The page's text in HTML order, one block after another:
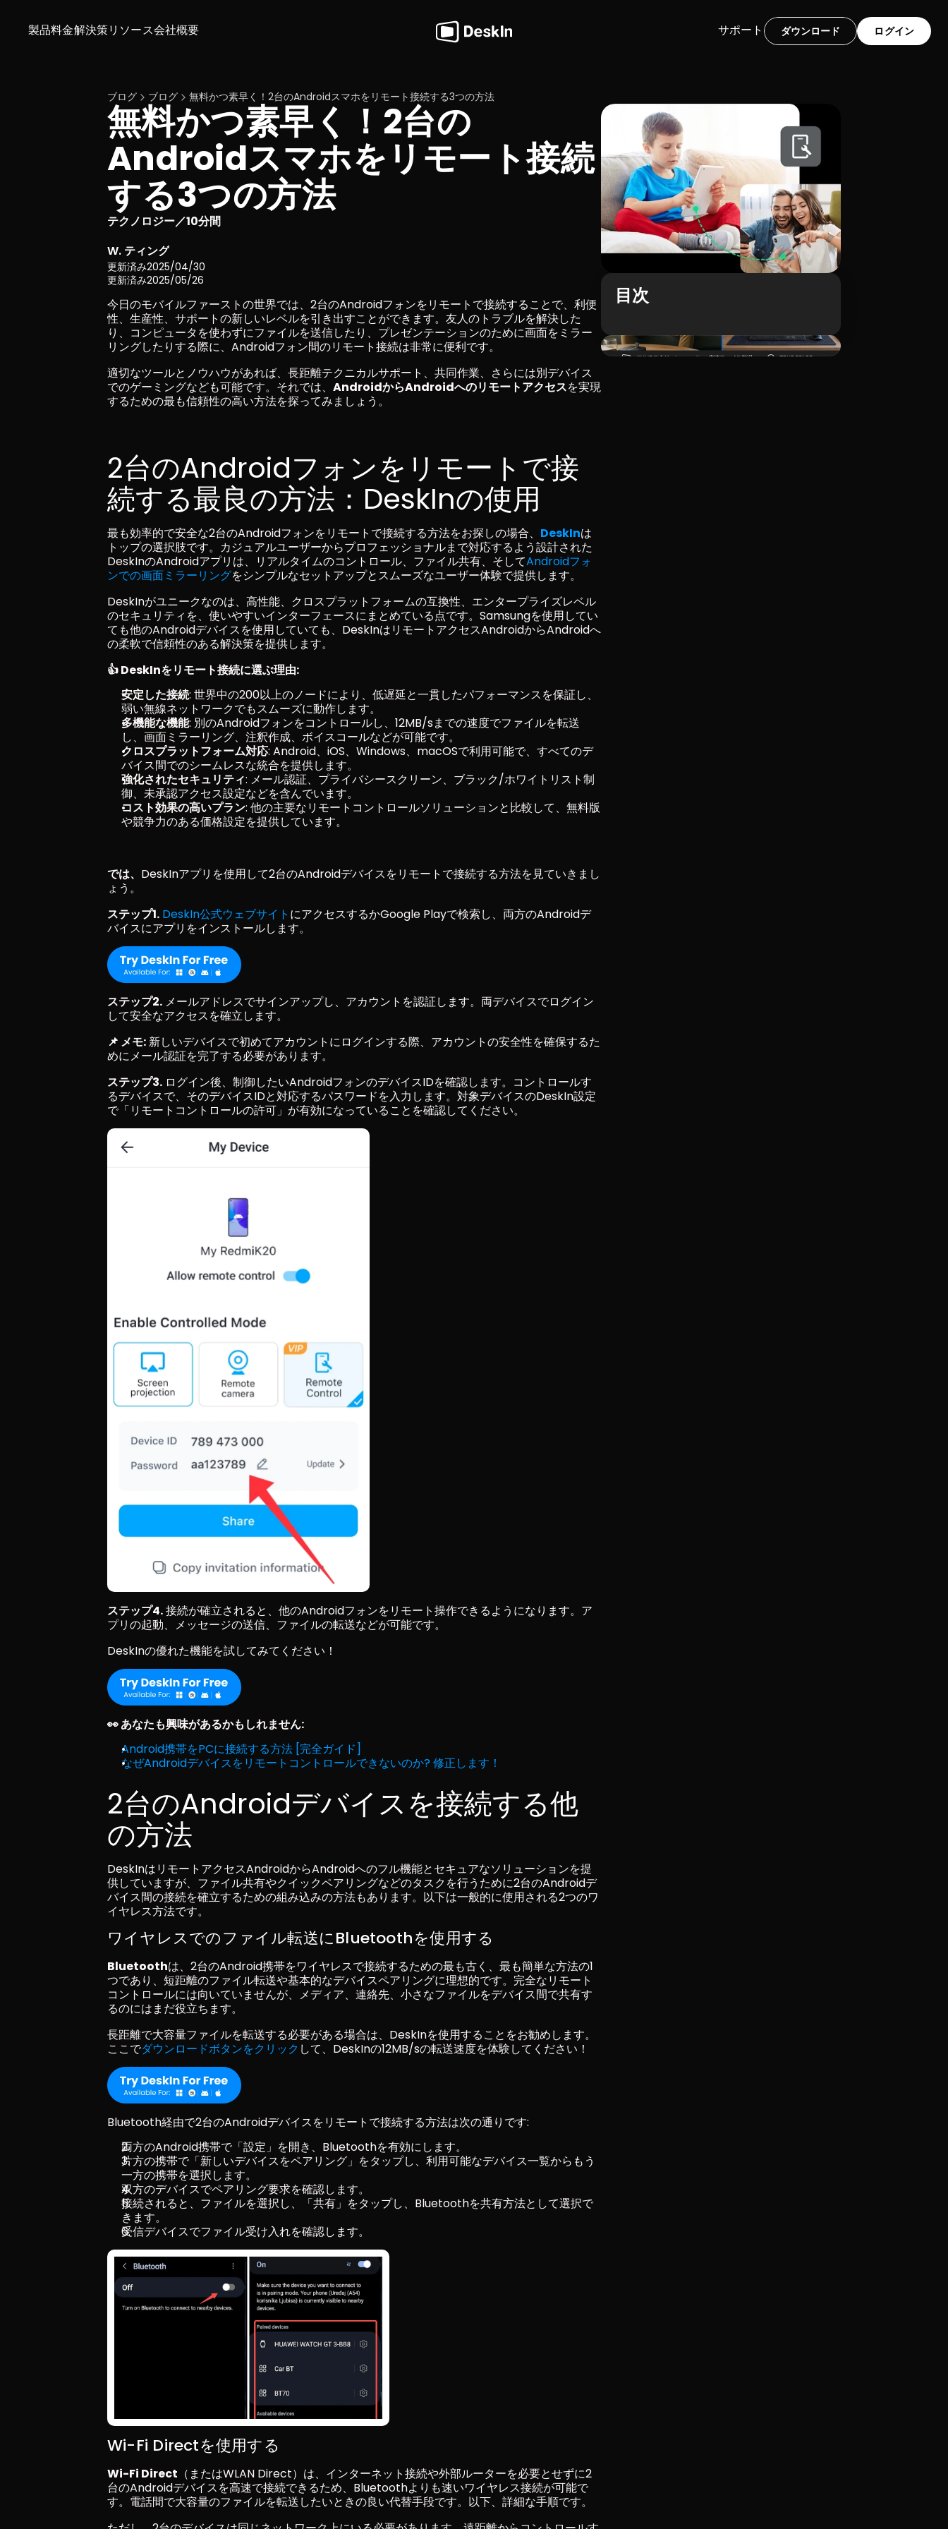
製品料金 リソース
解決策 会社概要 ダウンロード ログイン
サポート
ブログ ブログ 無料かつ素早く！2台のAndroidスマホをリモート接続する3つの方法
無料かつ素早く！2台の
Androidスマホをリモート接続
する3つの方法
テクノロジー／10分間
W. ティング
更新済み2025/04/30
更新済み2025/05/26
今日のモバイルファーストの世界では、2台のAndroidフォンをリモートで接続することで、利便
性、生産性、サポートの新しいレベルを引き出すことができます。友人のトラブルを解決した
り、コンピュータを使わずにファイルを送信したり、プレゼンテーションのために画面をミラー
リングしたりする際に、Androidフォン間のリモート接続は非常に便利です。
適切なツールとノウハウがあれば、長距離テクニカルサポート、共同作業、さらには別デバイス
でのゲーミングなども可能です。それでは、 AndroidからAndroidへのリモートアクセスを実現
するための最も信頼性の高い方法を探ってみましょう。
2台のAndroidフォンをリモートで接
続する最良の方法：DeskInの使用
最も効率的で安全な2台のAndroidフォンをリモートで接続する方法をお探しの場合、 DeskInは
トップの選択肢です。カジュアルユーザーからプロフェッショナルまで対応するよう設計された
DeskInのAndroidアプリは、リアルタイムのコントロール、ファイル共有、そしてAndroidフォ
ンでの画面ミラーリングをシンプルなセットアップとスムーズなユーザー体験で提供します。
DeskInがユニークなのは、高性能、クロスプラットフォームの互換性、エンタープライズレベル
のセキュリティを、使いやすいインターフェースにまとめている点です。Samsungを使用してい
ても他のAndroidデバイスを使用していても、DeskInはリモートアクセスAndroidからAndroidへ
の柔軟で信頼性のある解決策を提供します。
👍 DeskInをリモート接続に選ぶ理由:
安定した接続: 世界中の200以上のノードにより、低遅延と一貫したパフォーマンスを保証し、
弱い無線ネットワークでもスムーズに動作します。
多機能な機能: 別のAndroidフォンをコントロールし、12MB/sまでの速度でファイルを転送
し、画面ミラーリング、注釈作成、ボイスコールなどが可能です。
クロスプラットフォーム対応: Android、iOS、Windows、macOSで利用可能で、すべてのデ
バイス間でのシームレスな統合を提供します。
強化されたセキュリティ: メール認証、プライバシースクリーン、ブラック/ホワイトリスト制
御、未承認アクセス設定などを含んでいます。
コスト効果の高いプラン: 他の主要なリモートコントロールソリューションと比較して、無料版
や競争力のある価格設定を提供しています。
では、 DeskInアプリを使用して2台のAndroidデバイスをリモートで接続する方法を見ていきまし
ょう。
ステップ1. DeskIn公式ウェブサイト にアクセスするかGoogle Playで検索し、両方のAndroidデ
バイスにアプリをインストールします。
ステップ2. メールアドレスでサインアップし、アカウントを認証します。両デバイスでログイン
して安全なアクセスを確立します。
📌 メモ: 新しいデバイスで初めてアカウントにログインする際、アカウントの安全性を確保するた
めにメール認証を完了する必要があります。
ステップ3. ログイン後、制御したいAndroidフォンのデバイスIDを確認します。コントロールす
るデバイスで、そのデバイスIDと対応するパスワードを入力します。対象デバイスのDeskIn設定
で「リモートコントロールの許可」が有効になっていることを確認してください。
ステップ4. 接続が確立されると、他のAndroidフォンをリモート操作できるようになります。ア
プリの起動、メッセージの送信、ファイルの転送などが可能です。
DeskInの優れた機能を試してみてください！
👀 あなたも興味があるかもしれません:
Android携帯をPCに接続する方法 [完全ガイド]
なぜAndroidデバイスをリモートコントロールできないのか? 修正します！
2台のAndroidデバイスを接続する他
の方法
DeskInはリモートアクセスAndroidからAndroidへのフル機能とセキュアなソリューションを提
供していますが、ファイル共有やクイックペアリングなどのタスクを行うために2台のAndroidデ
バイス間の接続を確立するための組み込みの方法もあります。以下は一般的に使用される2つのワ
イヤレス方法です。
ワイヤレスでのファイル転送にBluetoothを使用する
Bluetoothは、2台のAndroid携帯をワイヤレスで接続するための最も古く、最も簡単な方法の1
つであり、短距離のファイル転送や基本的なデバイスペアリングに理想的です。完全なリモート
コントロールには向いていませんが、メディア、連絡先、小さなファイルをデバイス間で共有す
るのにはまだ役立ちます。
長距離で大容量ファイルを転送する必要がある場合は、DeskInを使用することをお勧めします。
ここでダウンロードボタンをクリック して、DeskInの12MB/sの転送速度を体験してください！
Bluetooth経由で2台のAndroidデバイスをリモートで接続する方法は次の通りです:
両方のAndroid携帯で「設定」を開き、Bluetoothを有効にします。
片方の携帯で「新しいデバイスをペアリング」をタップし、利用可能なデバイス一覧からもう
一方の携帯を選択します。
双方のデバイスでペアリング要求を確認します。
接続されると、ファイルを選択し、「共有」をタップし、Bluetoothを共有方法として選択で
きます。
受信デバイスでファイル受け入れを確認します。
Wi-Fi Directを使用する
Wi-Fi Direct （またはWLAN Direct）は、インターネット接続や外部ルーターを必要とせずに2
台のAndroidデバイスを高速で接続できるため、Bluetoothよりも速いワイヤレス接続が可能で
す。電話間で大容量のファイルを転送したいときの良い代替手段です。以下、詳細な手順です。
目次